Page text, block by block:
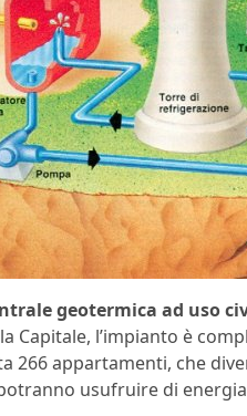
geotermica ad uso
Capitale, l’impianto è
266 appartamenti, che
usufruire di